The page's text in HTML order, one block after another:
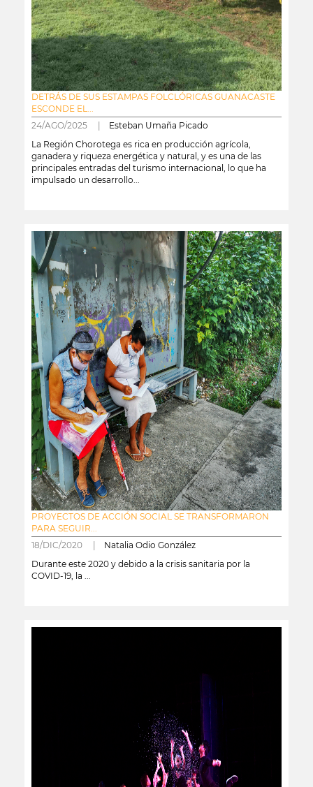
DETRÁS DE SUS ESTAMPAS FOLCLÓRICAS GUANACASTE
ESCONDE EL...
24/AGO/2025 | Esteban Umaña Picado
La Región Chorotega es rica en producción agrícola,
ganadera y riqueza energética y natural, y es una de las
principales entradas del turismo internacional, lo que ha
impulsado un desarrollo...
PROYECTOS DE ACCIÓN SOCIAL SE TRANSFORMARON
PARA SEGUIR...
18/DIC/2020 | Natalia Odio González
Durante este 2020 y debido a la crisis sanitaria por la
COVID-19, la ...